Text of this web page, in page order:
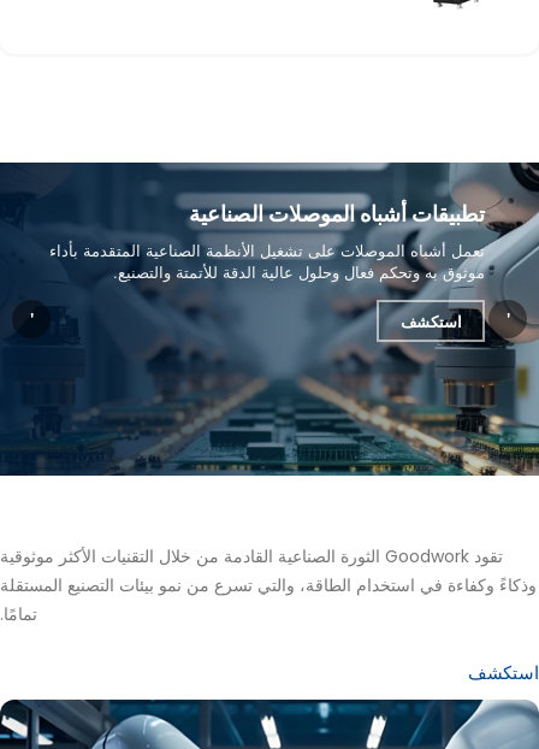
تطبيقات أشباه الموصلات الصناعية
تعمل أشباه الموصلات على تشغيل الأنظمة الصناعية المتقدمة بأداء
موثوق به وتحكم فعال وحلول عالية الدقة للأتمتة والتصنيع.
استكشف ' '
تقود Goodwork الثورة الصناعية القادمة من خلال التقنيات الأكثر موثوقية
وذكاءً وكفاءة في استخدام الطاقة، والتي تسرع من نمو بيئات التصنيع المستقلة
تمامًا.
استكشف